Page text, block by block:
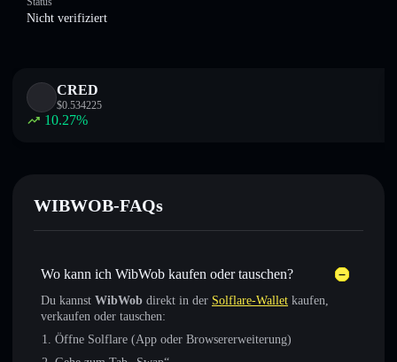
Nicht verifiziert
CRED
$0.534225
10.27%
WIBWOB-FAQs
Wo kann ich WibWob kaufen oder tauschen?
Du kannst WibWob direkt in der Solflare-Wallet kaufen,
verkaufen oder tauschen:
Öffne Solflare (App oder Browsererweiterung)